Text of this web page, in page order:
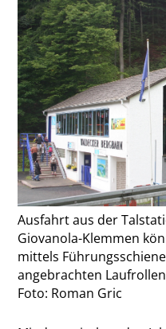
Ausfahrt aus der
Giovanola-Klemmen
mittels
angebrachten
Foto: Roman Gric